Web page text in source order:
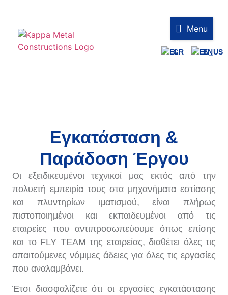
GR EN
Menu
Εγκατάσταση &
Παράδοση Έργου
Οι εξειδικευμένοι τεχνικοί μας εκτός από την
πολυετή εμπειρία τους στα μηχανήματα εστίασης
και πλυντηρίων ιματισμού, είναι πλήρως
πιστοποιημένοι και εκπαιδευμένοι από τις
εταιρείες που αντιπροσωπεύουμε όπως επίσης
και το FLY TEAM της εταιρείας, διαθέτει όλες τις
απαιτούμενες νόμιμες άδειες για όλες τις εργασίες
που αναλαμβάνει.
Έτσι διασφαλίζετε ότι οι εργασίες εγκατάστασης